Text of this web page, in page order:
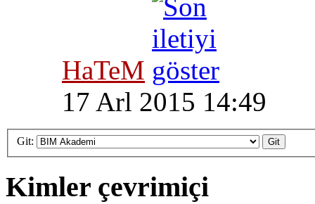
HaTeM
17 Arl 2015 14:49
Git:
Kimler çevrimiçi